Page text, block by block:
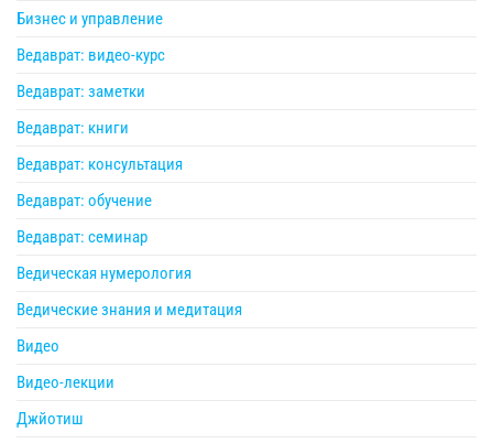
Бизнес и управление
Ведаврат: видео-курс
Ведаврат: заметки
Ведаврат: книги
Ведаврат: консультация
Ведаврат: обучение
Ведаврат: семинар
Ведическая нумерология
Ведические знания и медитация
Видео
Видео-лекции
Джйотиш